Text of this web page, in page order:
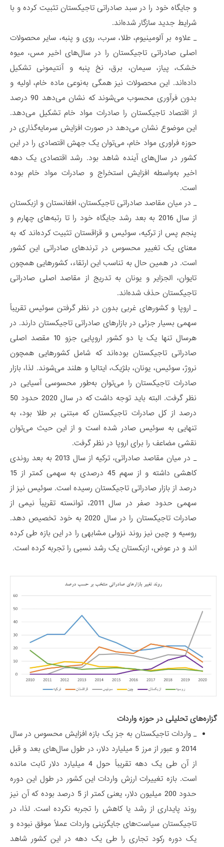
و جایگاه خود را در سبد صادراتی تاجیکستان تثبیت کرده و با
شرایط جدید سازگار شده‌اند.
_ علاوه بر آلومینیوم، طلا، سرب، روی و پنبه، سایر محصولات
اصلی صادراتی تاجیکستان را در سال‌های اخیر مس، میوه
خشک، پیاز، سیمان، برق، نخ پنبه و آنتیمونی تشکیل
داده‌اند. این محصولات نیز همگی به‌نوعی ماده خام، اولیه و
بدون فرآوری محسوب می‌شوند که نشان می‌دهد 90 درصد
از اقتصاد تاجیکستان را صادرات مواد خام تشکیل می‌دهد.
این موضوع نشان می‌دهد در صورت افزایش سرمایه‌گذاری در
حوزه فراوری مواد خام، می‌توان یک جهش اقتصادی را در این
کشور در سال‌های آینده شاهد بود. رشد اقتصادی یک دهه
اخیر به‌واسطه افزایش استخراج و صادرات مواد خام بوده
است.
_ در میان مقاصد صادراتی تاجیکستان، افغانستان و ازبکستان
از سال 2016 به بعد رشد جایگاه خود را تا رتبه‌های چهارم و
پنجم پس از ترکیه، سوئیس و قزاقستان تثبیت کرده‌اند که به
معنای یک تغییر محسوس در ترندهای صادراتی این کشور
است. در همین حال به تناسب این ارتقاء، کشورهایی همچون
تایوان، الجزایر و یونان به تدریج از مقاصد اصلی صادراتی
تاجیکستان حذف شده‌اند.
_ اروپا و کشورهای غربی بدون در نظر گرفتن سوئیس تقریباً
سهمی بسیار جزئی در بازارهای صادراتی تاجیکستان دارند. در
هرسال تنها یک یا دو کشور اروپایی جزو 10 مقصد اصلی
صادراتی تاجیکستان بوده‌اند که شامل کشورهایی همچون
نروژ، سوئیس، یونان، بلژیک، ایتالیا و هلند می‌شوند. لذا، بازار
صادرات تاجیکستان را می‌توان به‌طور محسوسی آسیایی در
نظر گرفت. البته باید توجه داشت که در سال 2020 حدود 50
درصد از کل صادرات تاجیکستان که مبتنی بر طلا بود، به
تنهایی به سوئیس صادر شده است و از این حیث می‌توان
نقشی مضاعف را برای اروپا در نظر گرفت.
_ در میان مقاصد صادراتی، ترکیه از سال 2013 به بعد روندی
کاهشی داشته و از سهم 45 درصدی به سهمی کمتر از 15
درصد از بازار صادراتی تاجیکستان رسیده است. سوئیس نیز از
سهمی حدود صفر در سال 2011، توانسته تقریباً نیمی از
صادرات تاجیکستان را در سال 2020 به خود تخصیص دهد.
روسیه و چین نیز روند نزولی مشابهی را در این بازه طی کرده
اند و در عوض، ازبکستان یک رشد نسبی را تجربه کرده است.
گزاره‌های تحلیلی در حوزه واردات
_ واردات تاجیکستان به جز یک بازه افزایش محسوس در سال
2014 و عبور از مرز 5 میلیارد دلار، در طول سال‌های بعد و قبل
از آن طی یک دهه تقریباً حول 4 میلیارد دلار ثابت مانده
است. بازه تغییرات ارزش واردات این کشور در طول این دوره
حدود 200 میلیون دلار، یعنی کمتر از 5 درصد بوده که آن نیز
روند پایداری از رشد یا کاهش را تجربه نکرده است. لذا، در
تاجیکستان سیاست‌های جایگزینی واردات عملاً موفق نبوده و
یک دوره رکود تجاری را طی یک دهه در این کشور شاهد